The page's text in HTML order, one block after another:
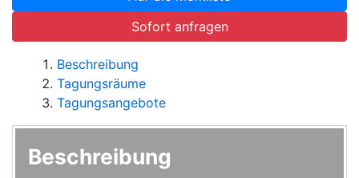
Sofort anfragen
Beschreibung
Tagungsräume
Tagungsangebote
Beschreibung